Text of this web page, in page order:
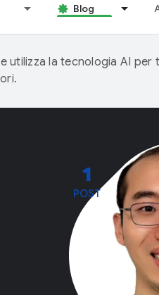
Blog
utilizza la tecnologia AI per
1
POST